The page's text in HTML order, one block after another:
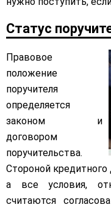
Статус
​Правовое
положение
поручителя
определяется
законом и
договором
поручительства.
Стороной кредитного
а все условия,
считаются